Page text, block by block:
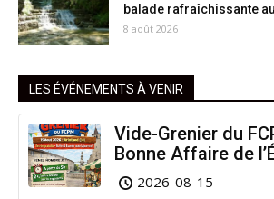
balade rafraîchissante
8 août 2026
LES ÉVÉNEMENTS À VENIR
Vide-Grenier du
Bonne Affaire de
Arinthod !
2026-08-15